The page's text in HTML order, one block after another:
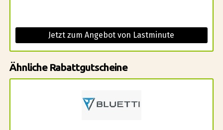
Jetzt zum Angebot von Lastminute
Ähnliche Rabattgutscheine